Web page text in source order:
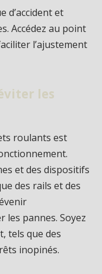
d’accident et
Accédez au point
l’ajustement
les
roulants est
et des dispositifs
des rails et des
les pannes. Soyez
tels que des
inopinés.